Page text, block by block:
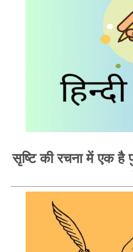
सृष्टि की रचना में एक है